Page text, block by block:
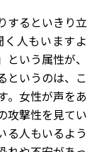
するといきり立
人もいますよ
いう属性が、
というのは、こ
。女性が声をあ
攻撃性を見てい
る人もいるよう